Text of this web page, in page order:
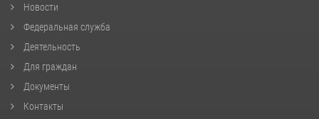
Новости
Федеральная служба
Деятельность
Для граждан
Документы
Контакты